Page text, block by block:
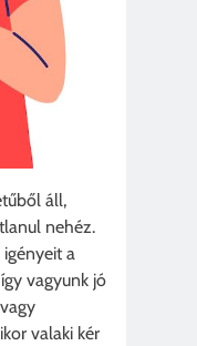
áll,
nehéz.
a
vagyunk jó
valaki kér